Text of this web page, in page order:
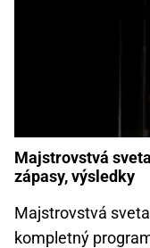
Majstrovstvá
zápasy, výsledky
Majstrovstvá
kompletný